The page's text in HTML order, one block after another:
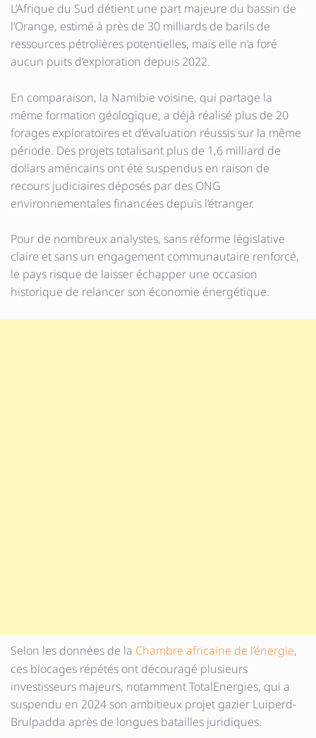
L’Afrique du Sud détient une part majeure du bassin de
l’Orange, estimé à près de 30 milliards de barils de
ressources pétrolières potentielles, mais elle n’a foré
aucun puits d’exploration depuis 2022.
En comparaison, la Namibie voisine, qui partage la
même formation géologique, a déjà réalisé plus de 20
forages exploratoires et d’évaluation réussis sur la même
période. Des projets totalisant plus de 1,6 milliard de
dollars américains ont été suspendus en raison de
recours judiciaires déposés par des ONG
environnementales financées depuis l’étranger.
Pour de nombreux analystes, sans réforme législative
claire et sans un engagement communautaire renforcé,
le pays risque de laisser échapper une occasion
historique de relancer son économie énergétique.
Selon les données de la Chambre africaine de l’énergie,
ces blocages répétés ont découragé plusieurs
investisseurs majeurs, notamment TotalEnergies, qui a
suspendu en 2024 son ambitieux projet gazier Luiperd-
Brulpadda après de longues batailles juridiques.